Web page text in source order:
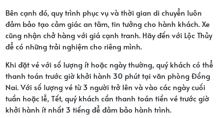
Bên cạnh đó, quy trình phục vụ và thời gian di chuyển luôn
đảm bảo tạo cảm giác an tâm, tin tưởng cho hành khách. Xe
cũng nhận chở hàng với giá cạnh tranh. Hãy đến với Lộc Thủy
để có những trải nghiệm cho riêng mình.
Khi đặt vé với số lượng ít hoặc ngày thường, quý khách có thể
thanh toán trước giờ khởi hành 30 phút tại văn phòng Đồng
Nai. Với số lượng vé từ 3 người trở lên và vào các ngày cuối
tuần hoặc lễ, Tết, quý khách cần thanh toán tiền vé trước giờ
khởi hành ít nhất 3 tiếng để đảm bảo hành trình.